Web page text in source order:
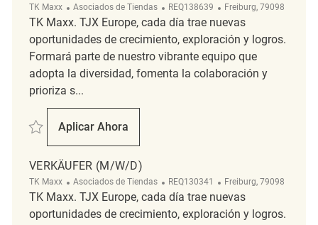
TK Maxx Categoría
Asociados de Tiendas ReqId
REQ138639 Ubicación
Freiburg, 79098
TK Maxx. TJX Europe, cada día trae nuevas
oportunidades de crecimiento, exploración y logros.
Formará parte de nuestro vibrante equipo que
adopta la diversidad, fomenta la colaboración y
prioriza s...
Salvar Verkäufer (m/w/d) REQ138639
Aplicar Ahora
Verkäufer (m/w/d)
VERKÄUFER (M/W/D)
TK Maxx Categoría
Asociados de Tiendas ReqId
REQ130341 Ubicación
Freiburg, 79098
TK Maxx. TJX Europe, cada día trae nuevas
oportunidades de crecimiento, exploración y logros.